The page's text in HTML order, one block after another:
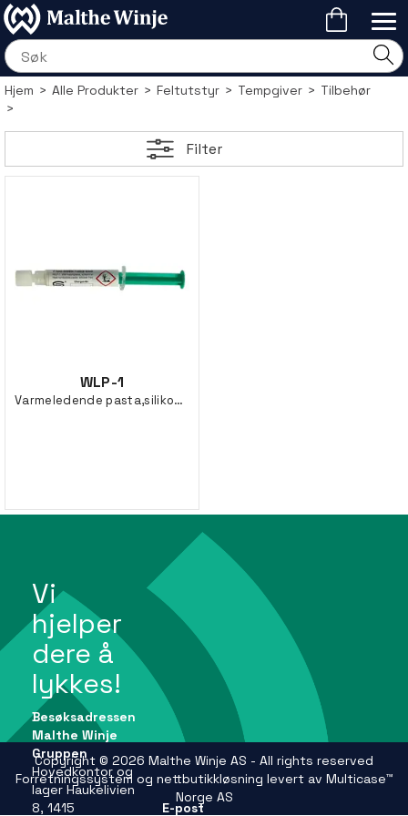
Hjem>Alle Produkter>Feltutstyr>Tempgiver>Tilbehør
>
Filter
WLP-1
Varmeledende pasta,silikonfri
Vi
hjelper
dere å
lykkes!
Besøksadressen
Malthe Winje
Gruppen
Hovedkontor og
lager Haukelivien
8, 1415
E-post
Copyright © 2026 Malthe Winje AS - All rights reserved
Forretningssystem og nettbutikkløsning levert av Multicase™
Norge AS